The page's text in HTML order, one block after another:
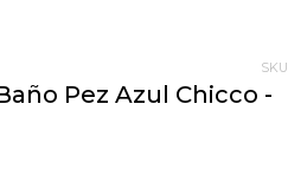
SKU
Pez Azul Chicco -